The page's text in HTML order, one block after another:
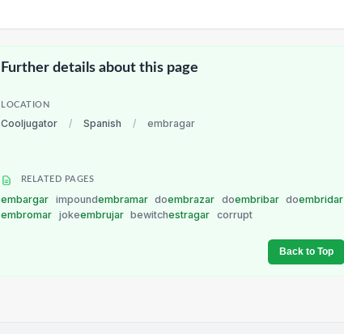
Further details about this page
LOCATION
Cooljugator / Spanish / embragar
RELATED PAGES
embargar impoundembramar doembrazar doembribar doembridar
embromar jokeembrujar bewitchestragar corrupt
Back to Top